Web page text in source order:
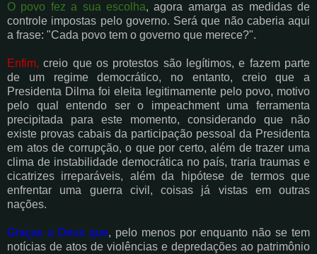
O povo fez a sua escolha, agora amarga as medidas de
controle impostas pelo governo. Será que não caberia aqui
a frase: "Cada povo tem o governo que merece?".
Enfim, creio que os protestos são legítimos, e fazem parte
de um regime democrático, no entanto, creio que a
Presidenta Dilma foi eleita legitimamente pelo povo, motivo
pelo qual entendo ser o impeachment uma ferramenta
precipitada para este momento, considerando que não
existe provas cabais da participação pessoal da Presidenta
em atos de corrupção, o que por certo, além de trazer uma
clima de instabilidade democrática no país, traria traumas e
cicatrizes irreparáveis, além da hipótese de termos que
enfrentar uma guerra civil, coisas já vistas em outras
nações.
Graças a Deus que, pelo menos por enquanto não se tem
notícias de atos de violências e depredações ao patrimônio